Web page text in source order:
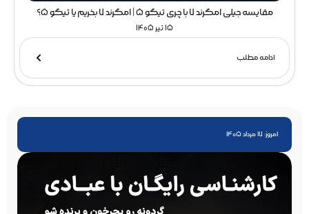
مقایسه جیلی امگرند 7 با چری تیگو 5 | امگرند 7 بخریم یا تیگو 5؟
15 تیر 1405
ادامه مطلب
امروز: 17 مرداد 1405